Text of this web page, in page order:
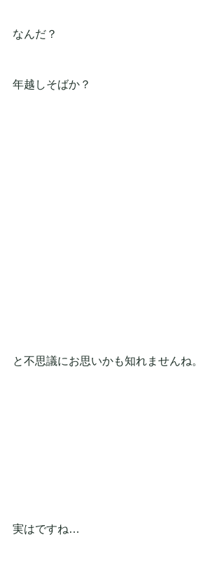
なんだ？
年越しそばか？
と不思議にお思いかも知れませんね。
実はですね…